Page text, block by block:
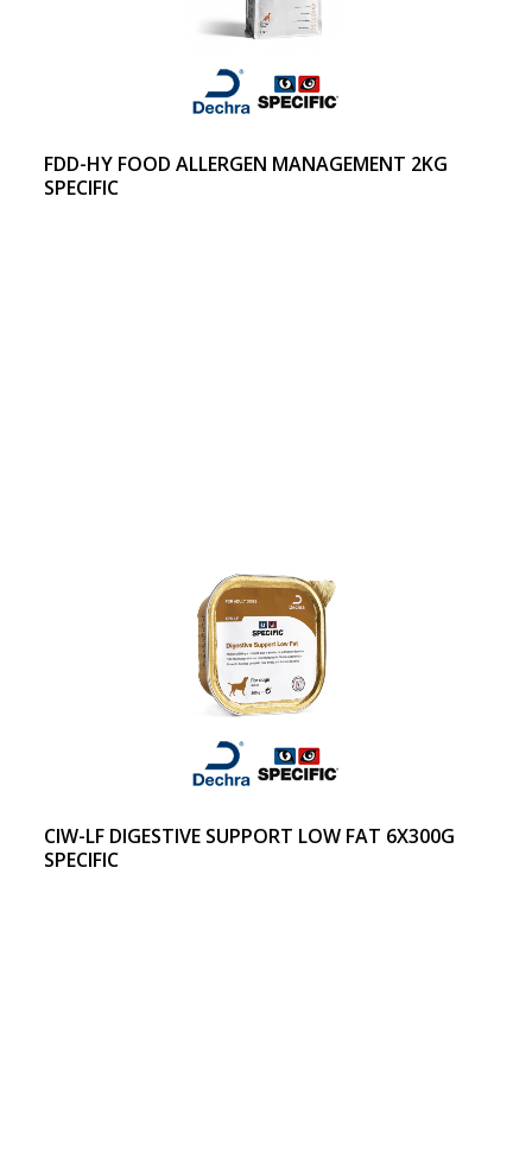
FDD-HY FOOD ALLERGEN MANAGEMENT 2KG
SPECIFIC
CIW-LF DIGESTIVE SUPPORT LOW FAT 6X300G
SPECIFIC